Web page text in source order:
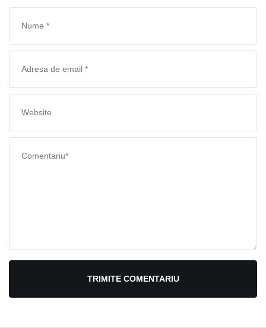
TRIMITE COMENTARIU